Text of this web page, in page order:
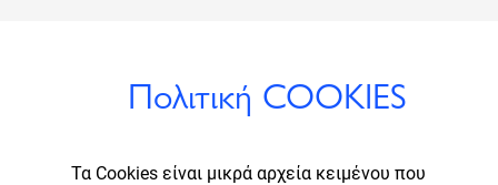
Πολιτική COOKIES
Τα Cookies είναι μικρά αρχεία κειμένου που